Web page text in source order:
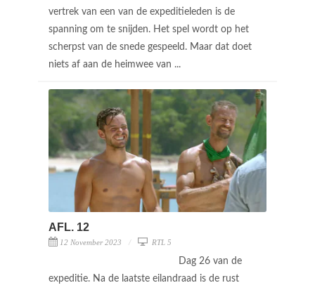
vertrek van een van de expeditieleden is de
spanning om te snijden. Het spel wordt op het
scherpst van de snede gespeeld. Maar dat doet
niets af aan de heimwee van ...
AFL. 12
12 November 2023 RTL 5
Dag 26 van de
expeditie. Na de laatste eilandraad is de rust